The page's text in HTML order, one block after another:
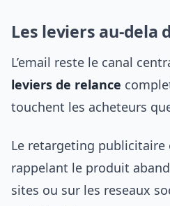
Les leviers au-dela
L’email reste le canal
leviers de relance
touchent les acheteurs
Le retargeting publicitaire
rappelant le produit
sites ou sur les reseaux